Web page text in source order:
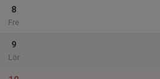
8
Fre
9
Lör